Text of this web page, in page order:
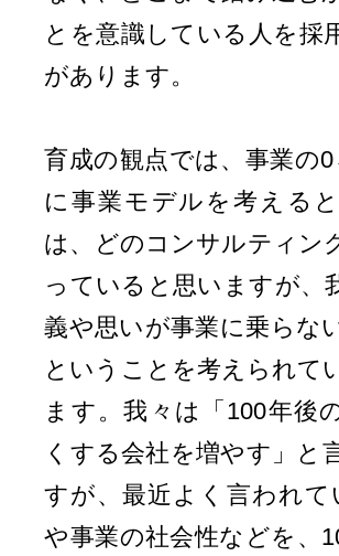
とを意識している人を採
があります。
育成の観点では、事業の
に事業モデルを考える
は、どのコンサルティン
っていると思いますが、
義や思いが事業に乗らな
ということを考えられて
ます。我々は「100年後
くする会社を増やす」と
すが、最近よく言われて
や事業の社会性などを、